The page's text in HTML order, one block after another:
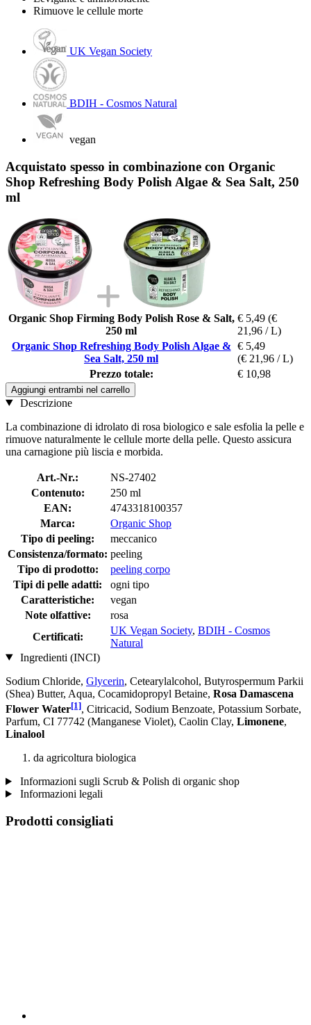
Rimuove le cellule morte
UK Vegan Society
BDIH - Cosmos Natural
vegan
Acquistato spesso in combinazione con Organic
Shop Refreshing Body Polish Algae & Sea Salt, 250
ml
Organic Shop Firming Body Polish Rose & Salt,
250 ml
€ 5,49 (€
21,96 / L)
Organic Shop Refreshing Body Polish Algae &
Sea Salt, 250 ml
€ 5,49
(€ 21,96 / L)
Prezzo totale:
€ 10,98
Aggiungi entrambi nel carrello
Descrizione
La combinazione di idrolato di rosa biologico e sale esfolia la pelle e
rimuove naturalmente le cellule morte della pelle. Questo assicura
una carnagione più liscia e morbida.
Art.-Nr.:
NS-27402
Contenuto:
250 ml
EAN:
4743318100357
Marca:
Organic Shop
Tipo di peeling:
meccanico
Consistenza/formato: peeling
Tipo di prodotto:
peeling corpo
Tipi di pelle adatti:
ogni tipo
Caratteristiche:
vegan
Note olfattive:
rosa
Certificati:
UK Vegan Society, BDIH - Cosmos
Natural
Ingredienti (INCI)
Sodium Chloride, Glycerin, Cetearylalcohol, Butyrospermum Parkii
(Shea) Butter, Aqua, Cocamidopropyl Betaine, Rosa Damascena
Flower Water[1], Citricacid, Sodium Benzoate, Potassium Sorbate,
Parfum, CI 77742 (Manganese Violet), Caolin Clay, Limonene,
Linalool
da agricoltura biologica
Informazioni sugli Scrub & Polish di organic shop
Informazioni legali
Prodotti consigliati